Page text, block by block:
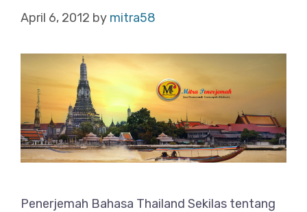
April 6, 2012 by mitra58
Penerjemah Bahasa Thailand Sekilas tentang